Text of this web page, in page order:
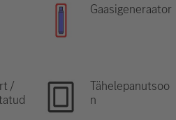
Gaasigeneraator
/
Tähelepanutsoo
n